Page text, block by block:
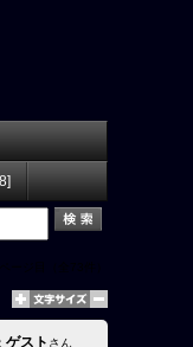
ゲスト さん